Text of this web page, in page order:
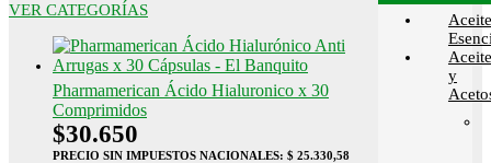
VER CATEGORÍAS
Pharmamerican Ácido Hialuronico x 30
Comprimidos
$30.650
PRECIO SIN IMPUESTOS NACIONALES: $ 25.330,58
y